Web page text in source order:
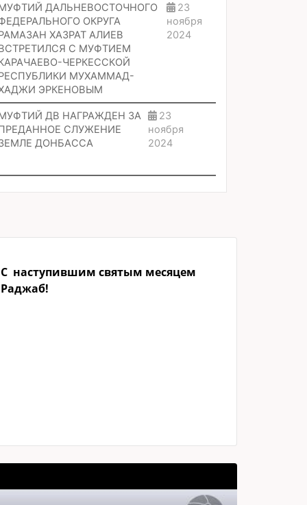
ДАЛЬНЕВОСТОЧНОГО
ОКРУГА
ХАЗРАТ АЛИЕВ
С МУФТИЕМ
ЧЕРКЕССКОЙ
МУХАММАД-
ЭРКЕНОВЫМ
23
ноября
2024
ДВ НАГРАЖДЕН ЗА
СЛУЖЕНИЕ
ДОНБАССА
23
ноября
2024
С наступившим святым месяцем
Раджаб!